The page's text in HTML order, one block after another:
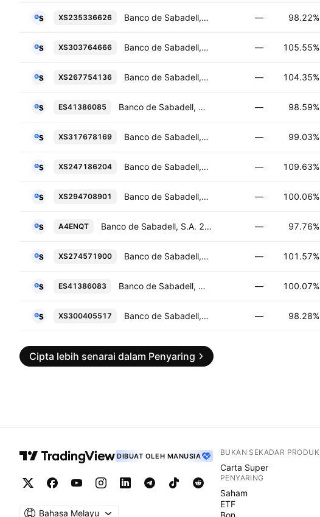
XS235336626 Banco de Sabadell, S.A. 0.875% 16-JUN-2028 — 98.22%
XS303764666 Banco de Sabadell, S.A. 6.5% PERP — 105.55%
XS267754136 Banco de Sabadell, S.A. 5.5% 08-SEP-2029 — 104.35%
ES41386085 Banco de Sabadell, S.A. 3.25% 05-JUN-2034 — 98.59%
XS317678169 Banco de Sabadell, S.A. 3.375% 10-MAR-2032 — 99.03%
XS247186204 Banco de Sabadell, S.A. 9.375% PERP — 109.63%
XS294708901 Banco de Sabadell, S.A. 3.5% 27-MAY-2031 — 100.06%
A4ENQT Banco de Sabadell, S.A. 2.875% 30-NOV-2032 — 97.76%
XS274571900 Banco de Sabadell, S.A. 4.0% 15-JAN-2030 — 101.57%
ES41386083 Banco de Sabadell, S.A. 3.5% 28-AUG-2026 — 100.07%
XS300405517 Banco de Sabadell, S.A. 3.375% 18-FEB-2033 — 98.28%
Cipta lebih senarai dalam Penyaring
DIBUAT OLEH MANUSIA
Bahasa Melayu
BUKAN SEKADAR PRODUK
Carta Super
PENYARING
Saham
ETF
Bon